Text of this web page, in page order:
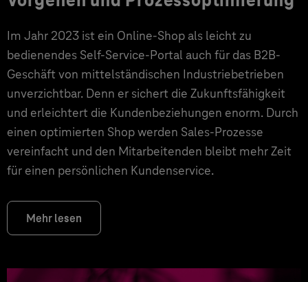
Im Jahr 2023 ist ein Online-Shop als leicht zu
bedienendes Self-Service-Portal auch für das B2B-
Geschäft von mittelständischen Industriebetrieben
unverzichtbar. Denn er sichert die Zukunftsfähigkeit
und erleichtert die Kundenbeziehungen enorm. Durch
einen optimierten Shop werden Sales-Prozesse
vereinfacht und den Mitarbeitenden bleibt mehr Zeit
für einen persönlichen Kundenservice.
Mehr lesen